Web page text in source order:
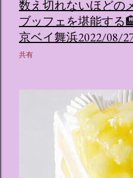
数え切れないほどの
ブッフェを堪能する
京ベイ舞浜2022/08/
共有